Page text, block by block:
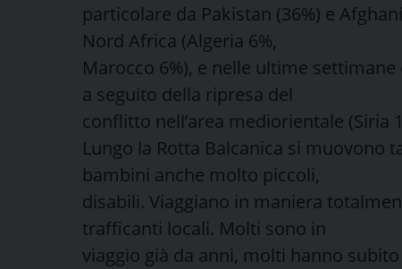
particolare da Pakistan (36%) e
Nord Africa (Algeria 6%,
Marocco 6%), e nelle ultime
a seguito della ripresa del
conflitto nell’area mediorientale (Siria
Lungo la Rotta Balcanica si muovono
bambini anche molto piccoli,
disabili. Viaggiano in maniera
trafficanti locali. Molti sono in
viaggio già da anni, molti hanno